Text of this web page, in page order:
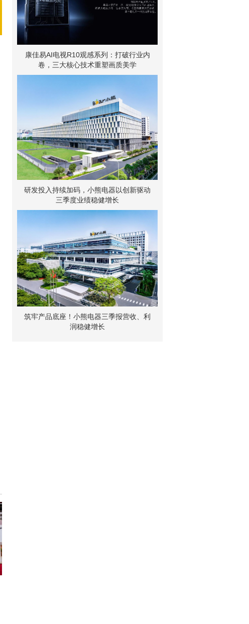
康佳易AI电视R10观感系列：打破行业内
卷，三大核心技术重塑画质美学
研发投入持续加码，小熊电器以创新驱动
三季度业绩稳健增长
筑牢产品底座！小熊电器三季报营收、利
润稳健增长